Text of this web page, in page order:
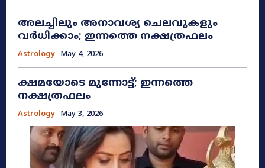
അലച്ചിലും അനാവശ്യ ചെലവുകളും
വർധിക്കാം; ഇന്നത്തെ നക്ഷത്രഫലം
Astrology May 4, 2026
ക്ഷമയോടെ മുന്നോട്ട്; ഇന്നത്തെ
നക്ഷത്രഫലം
Astrology May 3, 2026